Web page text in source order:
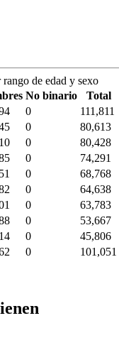
de edad y sexo
No binario Total
0 111,811
0 80,613
0 80,428
0 74,291
0 68,768
0 64,638
0 63,783
0 53,667
0 45,806
0 101,051